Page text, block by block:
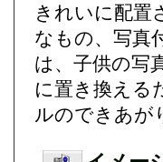
きれいに配置
なもの、写真
は、子供の写
に置き換える
ルのできあが